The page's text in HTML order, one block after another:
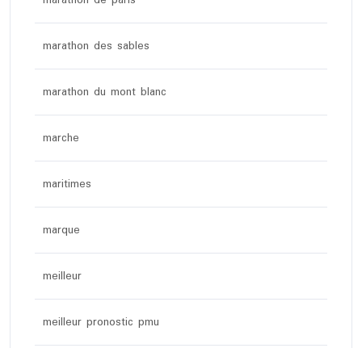
marathon des sables
marathon du mont blanc
marche
maritimes
marque
meilleur
meilleur pronostic pmu